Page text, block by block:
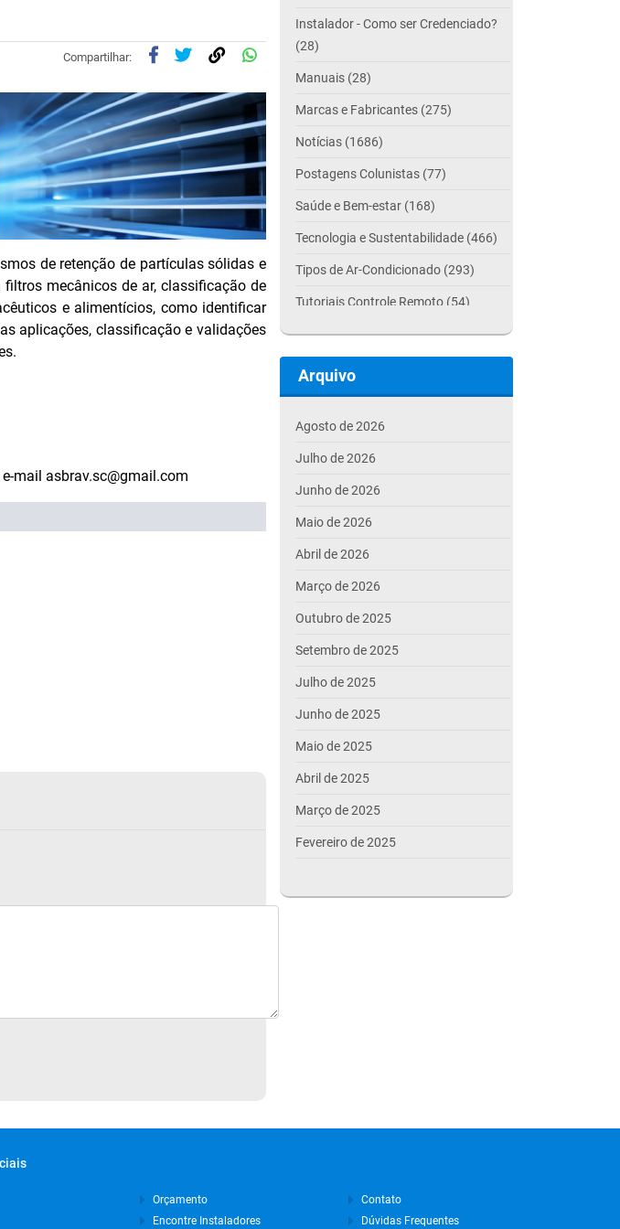
Compartilhar:
de retenção de partículas sólidas e
mecânicos de ar, classificação de
e alimentícios, como identificar
aplicações, classificação e validações
mail asbrav.sc@gmail.com
Instalador - Como ser Credenciado?
(28)
Manuais (28)
Marcas e Fabricantes (275)
Notícias (1686)
Postagens Colunistas (77)
Saúde e Bem-estar (168)
Tecnologia e Sustentabilidade (466)
Tipos de Ar-Condicionado (293)
Tutoriais Controle Remoto (54)
Arquivo
Agosto de 2026
Julho de 2026
Junho de 2026
Maio de 2026
Abril de 2026
Março de 2026
Outubro de 2025
Setembro de 2025
Julho de 2025
Junho de 2025
Maio de 2025
Abril de 2025
Março de 2025
Fevereiro de 2025
Outubro de 2023
Agosto de 2023
Orçamento
Encontre Instaladores
Contato
Dúvidas Frequentes